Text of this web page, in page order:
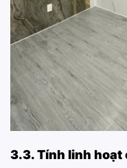
3.3. Tính linh hoạt